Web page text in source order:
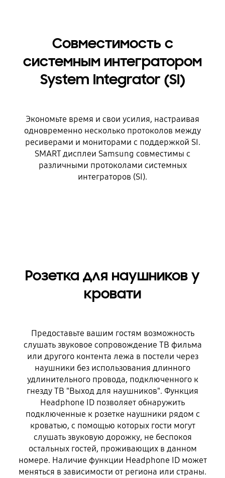
Совместимость с
системным интегратором
System Integrator (SI)
Экономьте время и свои усилия, настраивая
одновременно несколько протоколов между
ресиверами и мониторами с поддержкой SI.
SMART дисплеи Samsung совместимы с
различными протоколами системных
интеграторов (SI).
Розетка для наушников у
кровати
Предоставьте вашим гостям возможность
слушать звуковое сопровождение ТВ фильма
или другого контента лежа в постели через
наушники без использования длинного
удлинительного провода, подключенного к
гнезду ТВ "Выход для наушников". Функция
Headphone ID позволяет обнаружить
подключенные к розетке наушники рядом с
кроватью, с помощью которых гости могут
слушать звуковую дорожку, не беспокоя
остальных гостей, проживающих в данном
номере. Наличие функции Headphone ID может
меняться в зависимости от региона или страны.